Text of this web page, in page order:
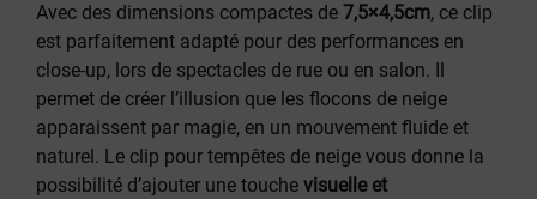
Avec des dimensions compactes de 7,5×4,5cm, ce clip
est parfaitement adapté pour des performances en
close-up, lors de spectacles de rue ou en salon. Il
permet de créer l’illusion que les flocons de neige
apparaissent par magie, en un mouvement fluide et
naturel. Le clip pour tempêtes de neige vous donne la
possibilité d’ajouter une touche visuelle et